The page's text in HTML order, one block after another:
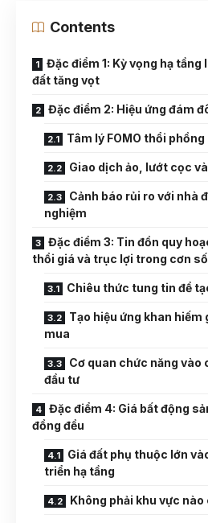
Contents
Đặc điểm 1: Kỳ vọng hạ tầng
đất tăng vọt
Đặc điểm 2: Hiệu ứng đám
Tâm lý FOMO thổi
Giao dịch ảo, lướt cọc
Cảnh báo rủi ro với nhà
nghiệm
Đặc điểm 3: Tin đồn quy
thổi giá và trục lợi trong cơn
Chiêu thức tung tin để
Tạo hiệu ứng khan hiếm
mua
Cơ quan chức năng vào
đầu tư
Đặc điểm 4: Giá bất động
đồng đều
Giá đất phụ thuộc lớn
triển hạ tầng
Không phải khu vực